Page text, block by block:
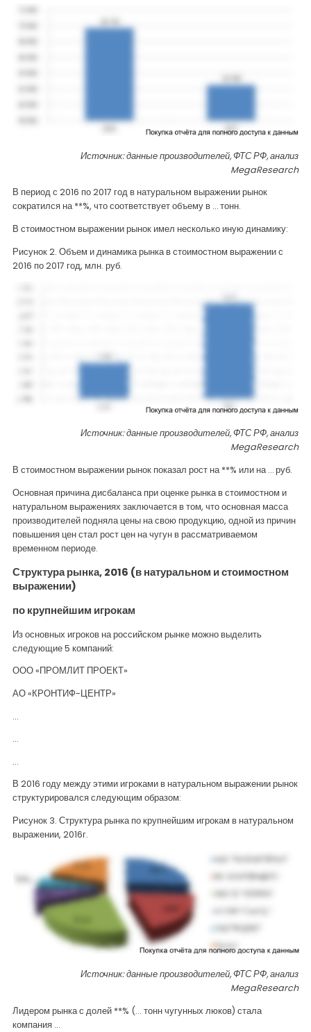
Источник: данные производителей, ФТС РФ, анализ
MegaResearch
В период с 2016 по 2017 год в натуральном выражении рынок
сократился на **%, что соответствует объему в … тонн.
В стоимостном выражении рынок имел несколько иную динамику:
Рисунок 2. Объем и динамика рынка в стоимостном выражении с
2016 по 2017 год, млн. руб.
Источник: данные производителей, ФТС РФ, анализ
MegaResearch
В стоимостном выражении рынок показал рост на **% или на … руб.
Основная причина дисбаланса при оценке рынка в стоимостном и
натуральном выражениях заключается в том, что основная масса
производителей подняла цены на свою продукцию, одной из причин
повышения цен стал рост цен на чугун в рассматриваемом
временном периоде.
Структура рынка, 2016 (в натуральном и стоимостном
выражении)
по крупнейшим игрокам
Из основных игроков на российском рынке можно выделить
следующие 5 компаний:
ООО «ПРОМЛИТ ПРОЕКТ»
АО «КРОНТИФ-ЦЕНТР»
…
…
…
В 2016 году между этими игроками в натуральном выражении рынок
структурировался следующим образом:
Рисунок 3. Структура рынка по крупнейшим игрокам в натуральном
выражении, 2016г.
Источник: данные производителей, ФТС РФ, анализ
MegaResearch
Лидером рынка с долей **% (... тонн чугунных люков) стала
компания …